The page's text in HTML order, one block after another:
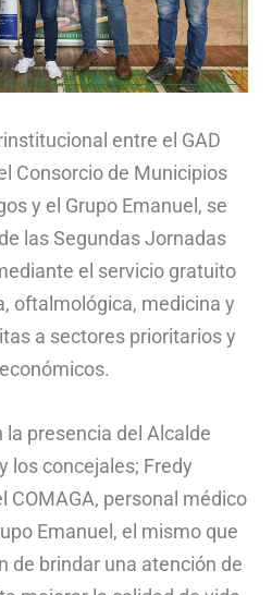
entre el GAD
Consorcio de Municipios
y el Grupo Emanuel, se
las Segundas Jornadas
el servicio gratuito
oftalmológica, medicina y
a sectores prioritarios y
la presencia del Alcalde
los concejales; Fredy
COMAGA, personal médico
Emanuel, el mismo que
de brindar una atención de